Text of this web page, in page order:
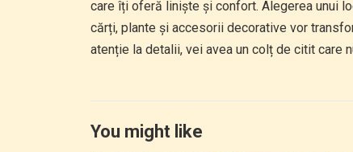
care îți oferă liniște și confort. Alegerea unui
cărți, plante și accesorii decorative vor
atenție la detalii, vei avea un colț de citit care
You might like